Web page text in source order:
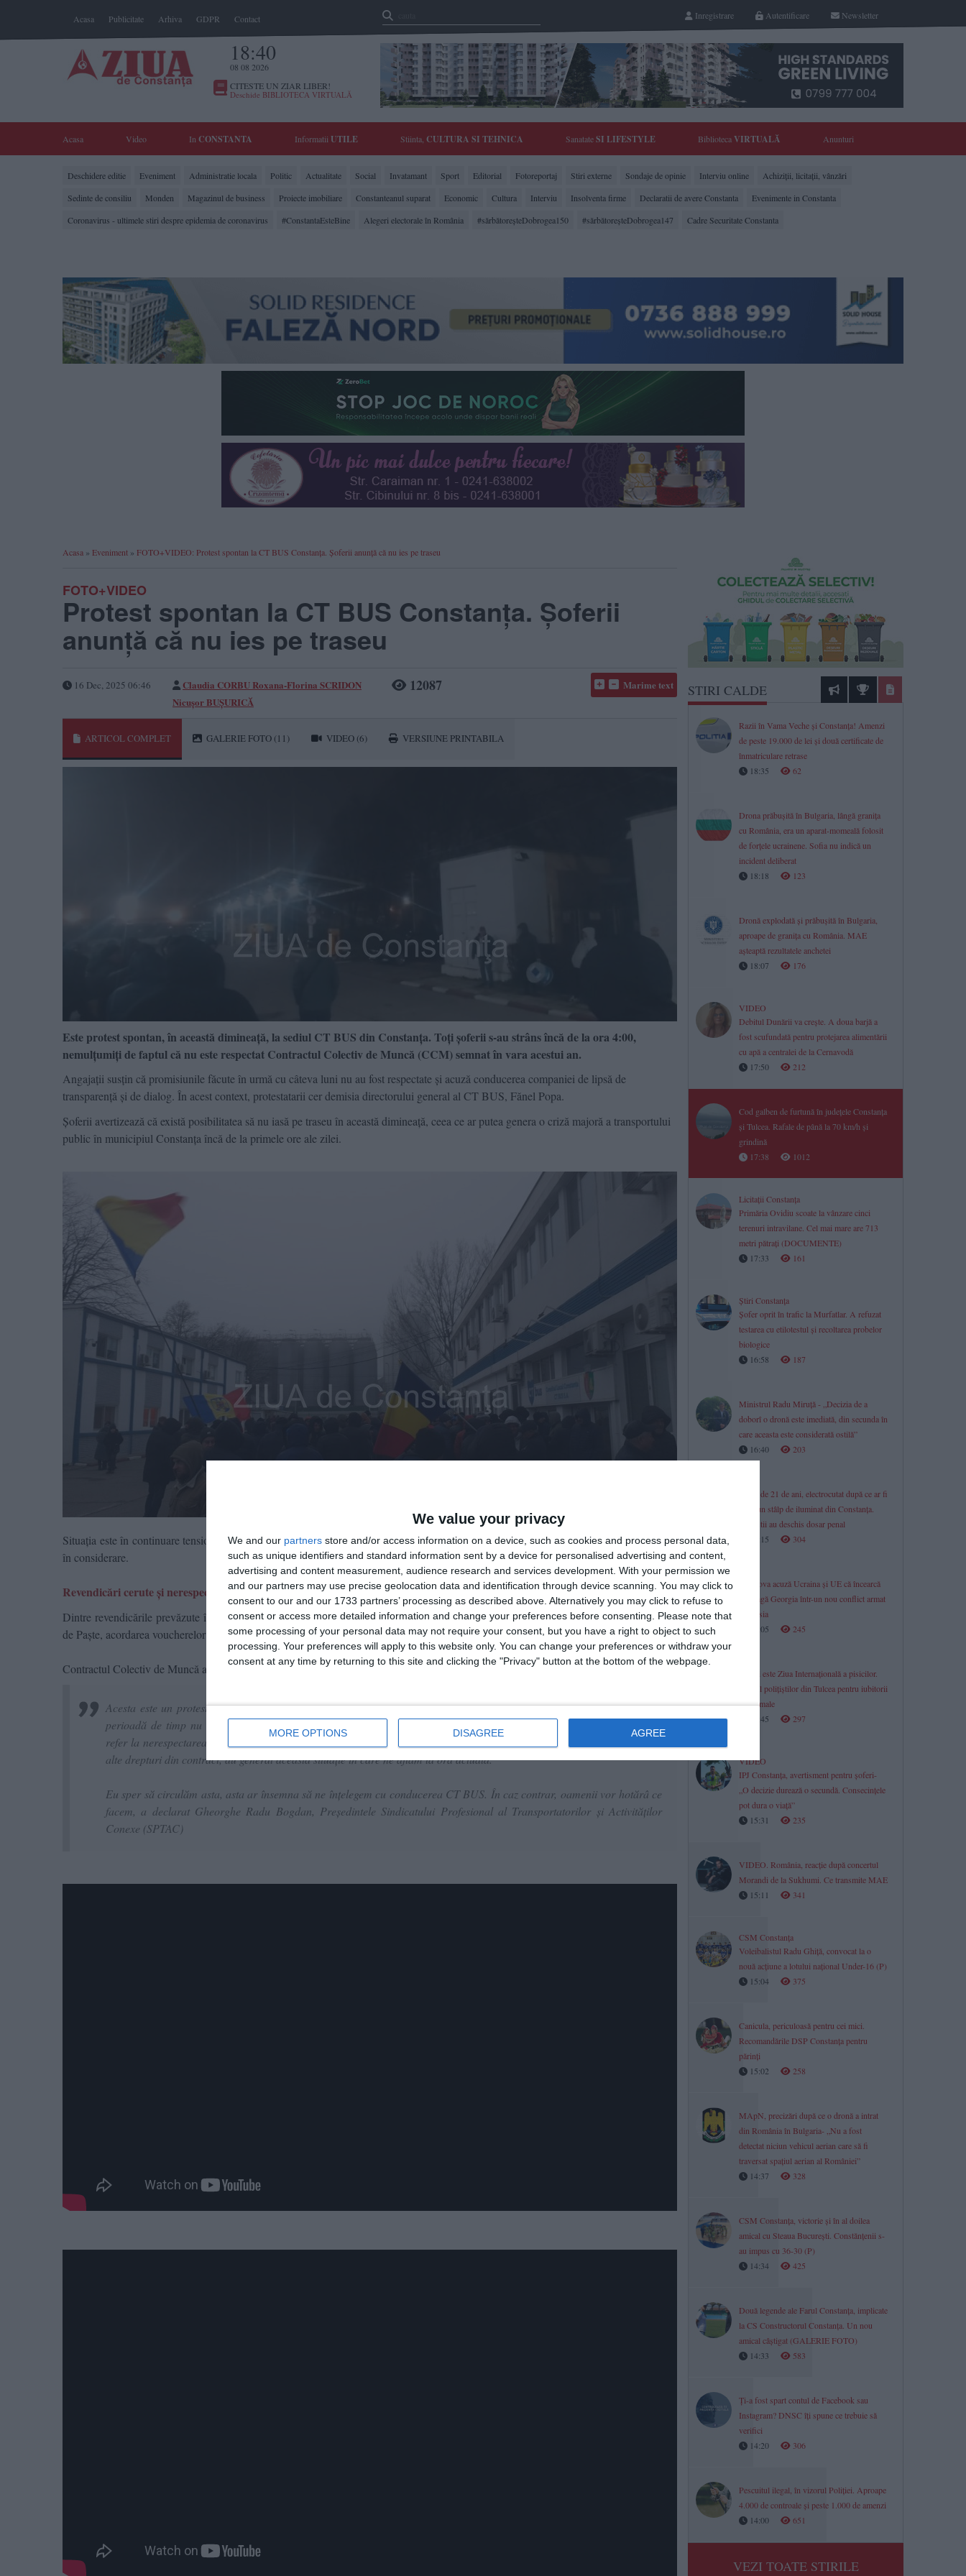
We value your privacy
We and our partners store and/or access information on a device, such as cookies and process personal data,
such as unique identifiers and standard information sent by a device for personalised advertising and content,
advertising and content measurement, audience research and services development. With your permission we
and our partners may use precise geolocation data and identification through device scanning. You may click to
consent to our and our 1733 partners’ processing as described above. Alternatively you may click to refuse to
consent or access more detailed information and change your preferences before consenting.
Please note that
some processing of your personal data may not require your consent, but you have a right to object to such
processing. Your preferences will apply to this website only. You can change your preferences or withdraw your
consent at any time by returning to this site and clicking the "Privacy" button at the bottom of the webpage.
MORE OPTIONS DISAGREE AGREE
Acasa Publicitate Arhiva GDPR Contact Newsletter
Autentificare
Inregistrare
18:40
08 08 2026
CITESTE UN ZIAR LIBER!
Deschide BIBLIOTECA VIRTUALĂ
Acasa Video In CONSTANTA Informatii UTILE Stiinta, CULTURA SI TEHNICA SanatateSI LIFESTYLE BibliotecaVIRTUALĂ Anunturi
Deschidere editie Eveniment Administratie locala Politic Actualitate Social Invatamant Sport Editorial Fotoreportaj Stiri externe Sondaje de opinie Interviu online
Achiziții, licitații, vânzări
Sedinte de consiliu
Monden Magazinul de business Proiecte imobiliare Constanteanul suparat Economic Cultura Interviu Insolventa firme Declaratii de avere Constanta
Evenimente in Constanta
Coronavirus - ultimele stiri despre epidemia de coronavirus
#ConstantaEsteBine Alegeri electorale în România #sărbătoreşteDobrogea150 #sărbătoreşteDobrogea147 Cadre Securitate Constanta
Acasa » Eveniment » FOTO+VIDEO: Protest spontan la CT BUS Constanța. Șoferii anunță că nu ies pe traseu
FOTO+VIDEO
Protest spontan la CT BUS Constanța. Șoferii
anunță că nu ies pe traseu
16 Dec, 2025 06:46 Claudia CORBU Roxana-Florina SCRIDON
Nicușor BUȘURICĂ
12087 Marime text
ARTICOL COMPLET GALERIE FOTO (11) VIDEO (6) VERSIUNE PRINTABILA
Este protest spontan, în această dimineață, la sediul CT BUS din Constanța. Toți șoferii s-au strâns încă de la ora 4:00,
nemulțumiți de faptul că nu este respectat Contractul Colectiv de Muncă (CCM) semnat în vara acestui an.
Angajații susțin că promisiunile făcute în urmă cu câteva luni nu au fost respectate și acuză conducerea companiei de lipsă de
transparență și de dialog. În acest context, protestatarii cer demisia directorului general al CT BUS, Fănel Popa.
Șoferii avertizează că există posibilitatea să nu iasă pe traseu în această dimineață, ceea ce ar putea genera o criză majoră a transportului
public în municipiul Constanța încă de la primele ore ale zilei.
Situația este în continuare tensionată, iar reprezentanții angajaților spun că vor rămâne în protest până când revendicările lor vor fi luate
în considerare.
Revendicări cerute și nerespectate din CCM
Dintre revendicările prevăzute în Contractul Colectiv de Muncă (CCM) care nu au fost respectate se numără: prima de Crăciun, prima
de Paște, acordarea voucherelor de vacanță și menținerea valorii bonurilor de masă la nivelul anilor precedenți.
Contractul Colectiv de Muncă a fost semnat la începutul lunii august 2025.
Acesta este un protest spontan al angajaților CT BUS. E declanșat datorită faptului că s-a umplut paharul. De o bună
perioadă de timp nu mai avem soluții la niciuna dintre problemele angajaților. Toate coroborate aceste probleme. Mă
refer la nerespectarea CCM în care noi avem stipulat că avem dreptul al o primă de sărbători, vouchere din vacanță și
alte drepturi din contract, au generat această situație în care ne aflăm la ora actuală.
Eu sper să circulăm asta, asta ar însemna să ne înțelegem cu conducerea CT BUS. În caz contrar, oamenii vor hotărâ ce
facem, a declarat Gheorghe Radu Bogdan, Președintele Sindicatului Profesional al Transportatorilor și Activităților
Conexe (SPTAC)
STIRI CALDE
Razii în Vama Veche și Constanța! Amenzi
de peste 19.000 de lei și două certificate de
înmatriculare retrase
18:35
62
Drona prăbușită în Bulgaria, lângă granița
cu România, era un aparat-momeală folosit
de forțele ucrainene. Sofia nu indică un
incident deliberat
18:18
123
Dronă explodată și prăbușită în Bulgaria,
aproape de granița cu România. MAE
așteaptă rezultatele anchetei
18:07
176
VIDEO
Debitul Dunării va crește. A doua barjă a
fost scufundată pentru protejarea alimentării
cu apă a centralei de la Cernavodă
17:50
212
Cod galben de furtună în județele Constanța
și Tulcea. Rafale de până la 70 km/h și
grindină
17:38
1012
Licitații Constanța
Primăria Ovidiu scoate la vânzare cinci
terenuri intravilane. Cel mai mare are 713
metri pătrați (DOCUMENTE)
17:33
161
Știri Constanța
Șofer oprit în trafic la Murfatlar. A refuzat
testarea cu etilotestul și recoltarea probelor
biologice
16:58
187
Ministrul Radu Miruță - „Decizia de a
doborî o dronă este imediată, din secunda în
care aceasta este considerată ostilă”
16:40
203
Tânăr de 21 de ani, electrocutat după ce ar fi
atins un stâlp de iluminat din Constanța.
Polițiștii au deschis dosar penal
16:15
304
Moscova acuză Ucraina și UE că încearcă
să atragă Georgia într-un nou conflict armat
cu Rusia
16:05
245
Astăzi este Ziua Internațională a pisicilor.
Apelul polițiștilor din Tulcea pentru iubitorii
de animale
15:45
297
VIDEO
IPJ Constanța, avertisment pentru șoferi-
„O decizie durează o secundă. Consecințele
pot dura o viață”
15:31
235
VIDEO. România, reacție după concertul
Morandi de la Sukhumi. Ce transmite MAE
15:11
341
CSM Constanța
Voleibalistul Radu Ghiță, convocat la o
nouă acțiune a lotului național Under-16 (P)
15:04
375
Canicula, periculoasă pentru cei mici.
Recomandările DSP Constanța pentru
părinți
15:02
258
MApN, precizări după ce o dronă a intrat
din România în Bulgaria- „Nu a fost
detectat niciun vehicul aerian care să fi
traversat spațiul aerian al României”
14:37
328
CSM Constanța, victorie și în al doilea
amical cu Steaua București. Constănțenii s-
au impus cu 36-30 (P)
14:34
425
Două legende ale Farul Constanța, implicate
la CS Constructorul Constanța. Un nou
amical câștigat (GALERIE FOTO)
14:33
583
Ți-a fost spart contul de Facebook sau
Instagram? DNSC îți spune ce trebuie să
verifici
14:20
306
Pescuitul ilegal, în vizorul Poliției. Aproape
4.000 de controale și peste 1.000 de amenzi
14:00
651
VEZI TOATE STIRILE